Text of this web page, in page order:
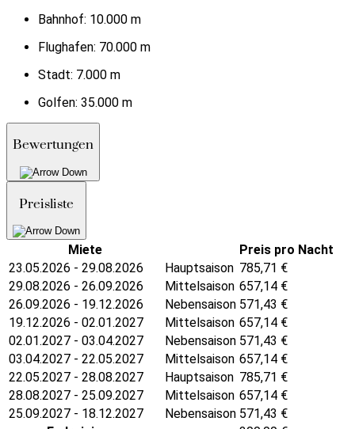
Bahnhof: 10.000 m
Flughafen: 70.000 m
Stadt: 7.000 m
Golfen: 35.000 m
Bewertungen
Preisliste
Miete
Preis pro Nacht
23.05.2026 - 29.08.2026
Hauptsaison 785,71 €
29.08.2026 - 26.09.2026
Mittelsaison 657,14 €
26.09.2026 - 19.12.2026
Nebensaison 571,43 €
19.12.2026 - 02.01.2027
Mittelsaison 657,14 €
02.01.2027 - 03.04.2027
Nebensaison 571,43 €
03.04.2027 - 22.05.2027
Mittelsaison 657,14 €
22.05.2027 - 28.08.2027
Hauptsaison 785,71 €
28.08.2027 - 25.09.2027
Mittelsaison 657,14 €
25.09.2027 - 18.12.2027
Nebensaison 571,43 €